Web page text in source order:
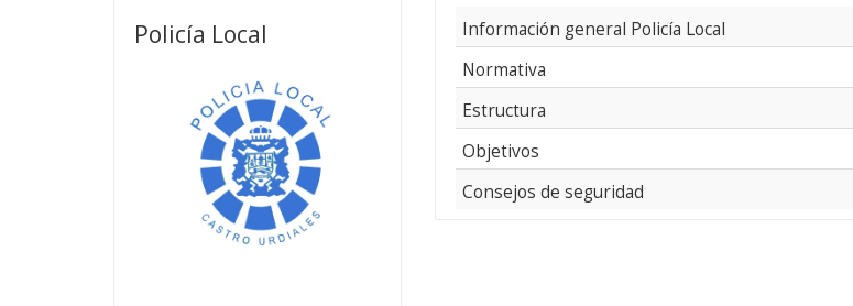
Policía Local
Información general Policía Local
Normativa
Estructura
Objetivos
Consejos de seguridad